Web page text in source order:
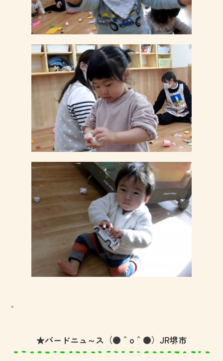
。
★バードニュ～ス（●＾o＾●）JR堺市